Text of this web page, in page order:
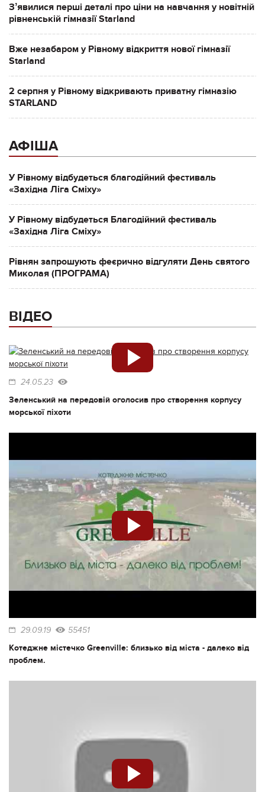
Зʼявилися перші деталі про ціни на навчання у новітній
рівненській гімназії Starland
Вже незабаром у Рівному відкриття нової гімназії
Starland
2 серпня у Рівному відкривають приватну гімназію
STARLAND
АФІША
У Рівному відбудеться благодійний фестиваль
«Західна Ліга Сміху»
У Рівному відбудеться Благодійний фестиваль
«Західна Ліга Сміху»
Рівнян запрошують феєрично відгуляти День святого
Миколая (ПРОГРАМА)
ВІДЕО
24.05.23
Зеленський на передовій оголосив про створення корпусу
морської піхоти
29.09.19 55451
Котеджне містечко Greenville: близько від міста - далеко від
проблем.